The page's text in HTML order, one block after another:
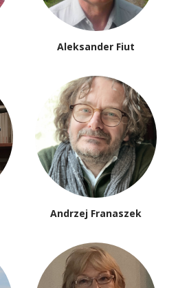
Aleksander Fiut
Andrzej Franaszek